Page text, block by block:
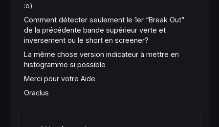
:o)
Comment détecter seulement le 1er “Break Out”
de la précédente bande supérieur verte et
inversement ou le short en screener?
La même chose version indicateur à mettre en
histogramme si possible
Merci pour votre Aide
Oraclus